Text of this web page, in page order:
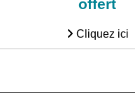
offert
Cliquez ici